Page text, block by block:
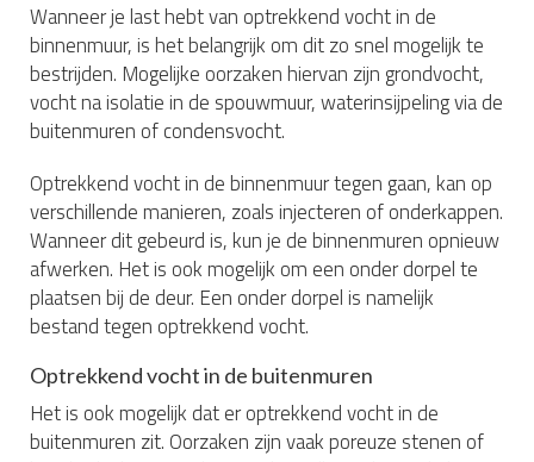
Wanneer je last hebt van optrekkend vocht in de
binnenmuur, is het belangrijk om dit zo snel mogelijk te
bestrijden. Mogelijke oorzaken hiervan zijn grondvocht,
vocht na isolatie in de spouwmuur, waterinsijpeling via de
buitenmuren of condensvocht.
Optrekkend vocht in de binnenmuur tegen gaan, kan op
verschillende manieren, zoals injecteren of onderkappen.
Wanneer dit gebeurd is, kun je de binnenmuren opnieuw
afwerken. Het is ook mogelijk om een onder dorpel te
plaatsen bij de deur. Een onder dorpel is namelijk
bestand tegen optrekkend vocht.
Optrekkend vocht in de buitenmuren
Het is ook mogelijk dat er optrekkend vocht in de
buitenmuren zit. Oorzaken zijn vaak poreuze stenen of